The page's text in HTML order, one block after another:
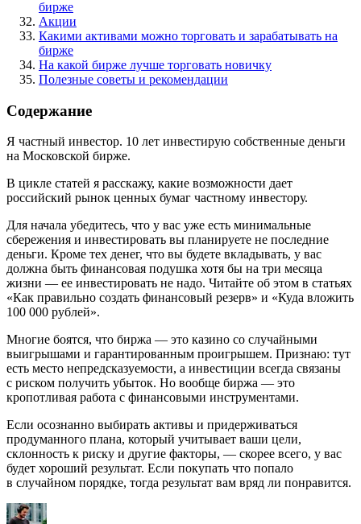
бирже
Акции
Какими активами можно торговать и зарабатывать на
бирже
На какой бирже лучше торговать новичку
Полезные советы и рекомендации
Содержание
Я частный инвестор. 10 лет инвестирую собственные деньги
на Московской бирже.
В цикле статей я расскажу, какие возможности дает
российский рынок ценных бумаг частному инвестору.
Для начала убедитесь, что у вас уже есть минимальные
сбережения и инвестировать вы планируете не последние
деньги. Кроме тех денег, что вы будете вкладывать, у вас
должна быть финансовая подушка хотя бы на три месяца
жизни — ее инвестировать не надо. Читайте об этом в статьях
«Как правильно создать финансовый резерв» и «Куда вложить
100 000 рублей».
Многие боятся, что биржа — это казино со случайными
выигрышами и гарантированным проигрышем. Признаю: тут
есть место непредсказуемости, а инвестиции всегда связаны
с риском получить убыток. Но вообще биржа — это
кропотливая работа с финансовыми инструментами.
Если осознанно выбирать активы и придерживаться
продуманного плана, который учитывает ваши цели,
склонность к риску и другие факторы, — скорее всего, у вас
будет хороший результат. Если покупать что попало
в случайном порядке, тогда результат вам вряд ли понравится.